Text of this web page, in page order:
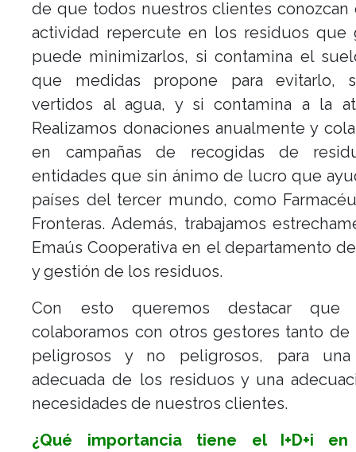
de que todos nuestros clientes conozcan
actividad repercute en los residuos que
puede minimizarlos, si contamina el
que medidas propone para evitarlo,
vertidos al agua, y si contamina a la
Realizamos donaciones anualmente y
en campañas de recogidas de
entidades que sin ánimo de lucro que
países del tercer mundo, como
Fronteras. Además, trabajamos
Emaús Cooperativa en el departamento
y gestión de los residuos.
Con esto queremos destacar que
colaboramos con otros gestores tanto de
peligrosos y no peligrosos, para
adecuada de los residuos y una
necesidades de nuestros clientes.
¿Qué importancia tiene el I+D+i en